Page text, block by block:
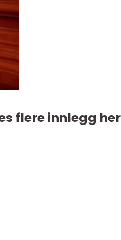
flere innlegg her